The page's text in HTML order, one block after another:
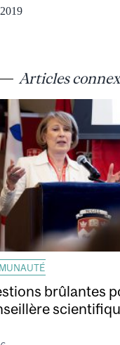
Articles
brûlantes